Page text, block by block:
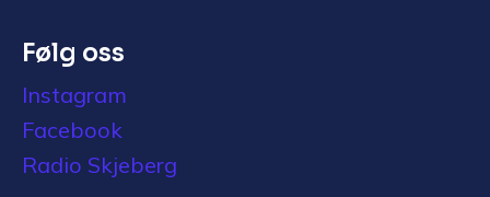
Følg oss
Instagram
Facebook
Radio Skjeberg